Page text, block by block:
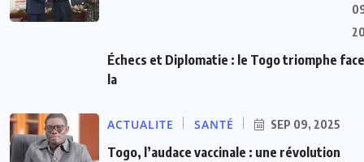
Échecs et Diplomatie : le Togo triomphe
la
ACTUALITE SANTÉ SEP 09, 2025
Togo, l’audace vaccinale : une révolution